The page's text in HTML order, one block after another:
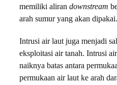
memiliki aliran downstream
arah sumur yang akan dipakai.
Intrusi air laut juga menjadi
eksploitasi air tanah. Intrusi
naiknya batas antara
permukaan air laut ke arah